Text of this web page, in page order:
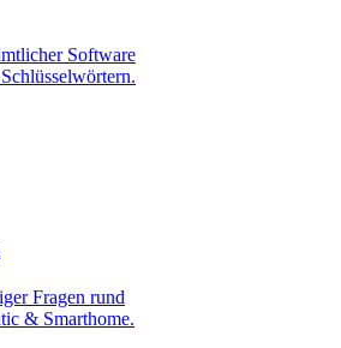
Software
Fragen rund
& Smarthome.